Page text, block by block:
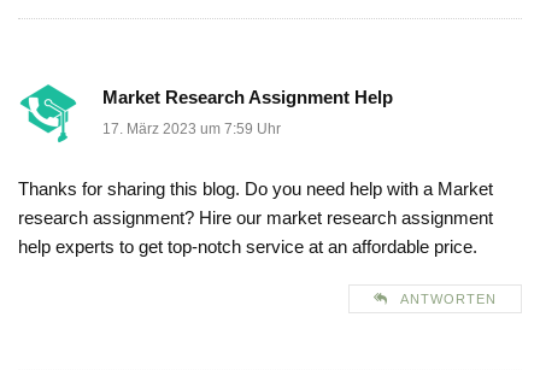
Market Research Assignment Help
17. März 2023 um 7:59 Uhr
Thanks for sharing this blog. Do you need help with a Market
research assignment? Hire our market research assignment
help experts to get top-notch service at an affordable price.
ANTWORTEN